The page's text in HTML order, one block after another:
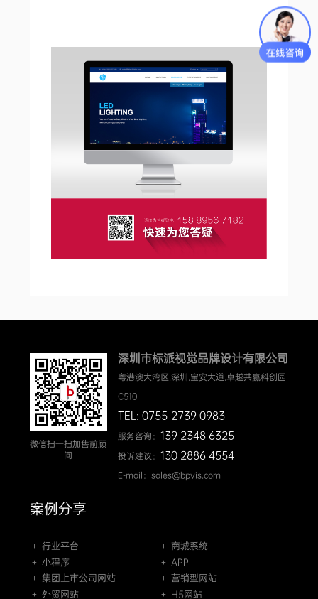
微信扫一扫加售前顾
问
深圳市标派视觉品牌设计有限公司
粤港澳大湾区.深圳.宝安大道.卓越共赢科创园
C510
TEL: 0755-2739 0983
服务咨询： 139 2348 6325
投诉建议： 130 2886 4554
E-mail：sales@bpvis.com
案例分享
＋ 行业平台
＋ 商城系统
＋ 小程序
＋ APP
＋ 集团上市公司网站
＋ 营销型网站
＋ 外贸网站
＋ H5网站